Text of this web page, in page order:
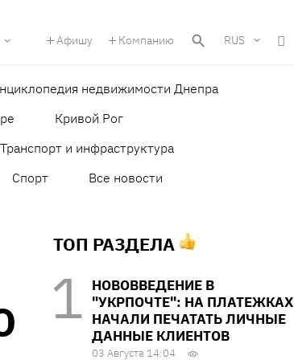
Афишу Компанию RUS
недвижимости Днепра
Кривой Рог
Транспорт и инфраструктура
Спорт Все новости
ТОП РАЗДЕЛА
НОВОВВЕДЕНИЕ В
"УКРПОЧТЕ": НА ПЛАТЕЖКАХ
НАЧАЛИ ПЕЧАТАТЬ ЛИЧНЫЕ
ДАННЫЕ КЛИЕНТОВ
03 Августа 14:04